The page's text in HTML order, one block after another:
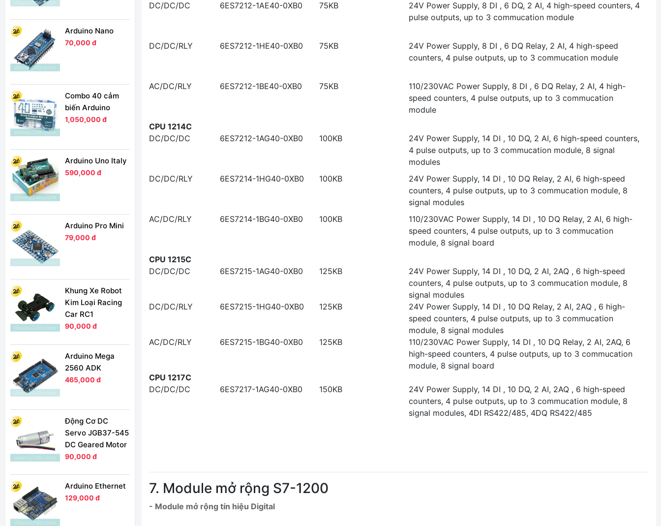
DC/DC/DC
6ES7212-1AE40-0XB0 75KB
24V Power Supply, 8 DI , 6 DQ, 2 AI, 4 high-speed counters, 4
pulse outputs, up to 3 commucation module
DC/DC/RLY 6ES7212-1HE40-0XB0 75KB
24V Power Supply, 8 DI , 6 DQ Relay, 2 AI, 4 high-speed
counters, 4 pulse outputs, up to 3 commucation module
AC/DC/RLY 6ES7212-1BE40-0XB0 75KB
110/230VAC Power Supply, 8 DI , 6 DQ Relay, 2 AI, 4 high-
speed counters, 4 pulse outputs, up to 3 commucation
module
CPU 1214C
DC/DC/DC
6ES7212-1AG40-0XB0 100KB
24V Power Supply, 14 DI , 10 DQ, 2 AI, 6 high-speed counters,
4 pulse outputs, up to 3 commucation module, 8 signal
modules
DC/DC/RLY
6ES7214-1HG40-0XB0 100KB
24V Power Supply, 14 DI , 10 DQ Relay, 2 AI, 6 high-speed
counters, 4 pulse outputs, up to 3 commucation module, 8
signal modules
AC/DC/RLY
6ES7214-1BG40-0XB0 100KB
110/230VAC Power Supply, 14 DI , 10 DQ Relay, 2 AI, 6 high-
speed counters, 4 pulse outputs, up to 3 commucation
module, 8 signal board
CPU 1215C
DC/DC/DC
6ES7215-1AG40-0XB0 125KB
24V Power Supply, 14 DI , 10 DQ, 2 AI, 2AQ , 6 high-speed
counters, 4 pulse outputs, up to 3 commucation module, 8
signal modules
DC/DC/RLY
6ES7215-1HG40-0XB0 125KB
24V Power Supply, 14 DI , 10 DQ Relay, 2 AI, 2AQ , 6 high-
speed counters, 4 pulse outputs, up to 3 commucation
module, 8 signal modules
AC/DC/RLY
6ES7215-1BG40-0XB0 125KB
110/230VAC Power Supply, 14 DI , 10 DQ Relay, 2 AI, 2AQ, 6
high-speed counters, 4 pulse outputs, up to 3 commucation
module, 8 signal board
CPU 1217C
DC/DC/DC
6ES7217-1AG40-0XB0 150KB
24V Power Supply, 14 DI , 10 DQ, 2 AI, 2AQ , 6 high-speed
counters, 4 pulse outputs, up to 3 commucation module, 8
signal modules, 4DI RS422/485, 4DQ RS422/485
7. Module mở rộng S7-1200
- Module mở rộng tín hiệu Digital
Arduino Nano
70,000 đ
Combo 40 cảm
biến Arduino
1,050,000 đ
Arduino Uno Italy
590,000 đ
Arduino Pro Mini
79,000 đ
Khung Xe Robot
Kim Loại Racing
Car RC1
90,000 đ
Arduino Mega
2560 ADK
465,000 đ
Động Cơ DC
Servo JGB37-545
DC Geared Motor
90,000 đ
Arduino Ethernet
129,000 đ